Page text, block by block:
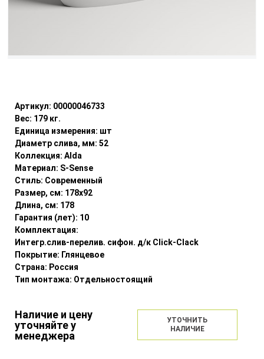
Артикул: 00000046733
Вес: 179 кг.
Единица измерения: шт
Диаметр слива, мм: 52
Коллекция: Alda
Материал: S-Sense
Стиль: Современный
Размер, см: 178x92
Длина, см: 178
Гарантия (лет): 10
Комплектация:
Интегр.слив-перелив. сифон. д/к Click-Clack
Покрытие: Глянцевое
Страна: Россия
Тип монтажа: Отдельностоящий
Наличие и цену
уточняйте у
менеджера
УТОЧНИТЬ
НАЛИЧИЕ